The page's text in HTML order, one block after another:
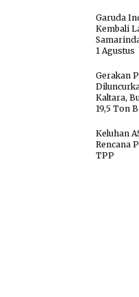
Garuda
Kembali
1 Agustus
Gerakan
Kaltara,
19,5 Ton
Keluhan
Rencana
TPP